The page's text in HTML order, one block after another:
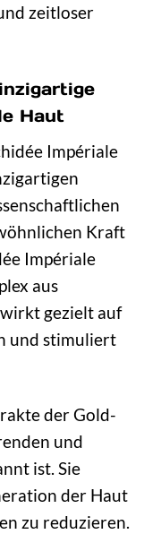
zeitloser
Haut
Impériale
Kraft
Impériale
aus
gezielt auf
und stimuliert
der Gold-
und
ist. Sie
der Haut
zu reduzieren.